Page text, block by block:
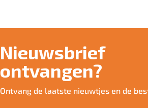
Nieuwsbrief
ontvangen?
Ontvang de laatste nieuwtjes en de